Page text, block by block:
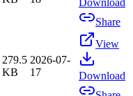
Share
279.5
KB
2026-07-
17
View
Download